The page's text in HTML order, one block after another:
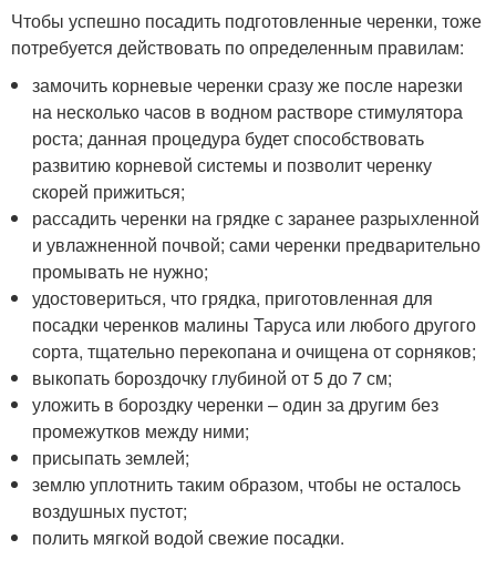
Чтобы успешно посадить подготовленные черенки, тоже
потребуется действовать по определенным правилам:
замочить корневые черенки сразу же после нарезки
на несколько часов в водном растворе стимулятора
роста; данная процедура будет способствовать
развитию корневой системы и позволит черенку
скорей прижиться;
рассадить черенки на грядке с заранее разрыхленной
и увлажненной почвой; сами черенки предварительно
промывать не нужно;
удостовериться, что грядка, приготовленная для
посадки черенков малины Таруса или любого другого
сорта, тщательно перекопана и очищена от сорняков;
выкопать бороздочку глубиной от 5 до 7 см;
уложить в бороздку черенки – один за другим без
промежутков между ними;
присыпать землей;
землю уплотнить таким образом, чтобы не осталось
воздушных пустот;
полить мягкой водой свежие посадки.